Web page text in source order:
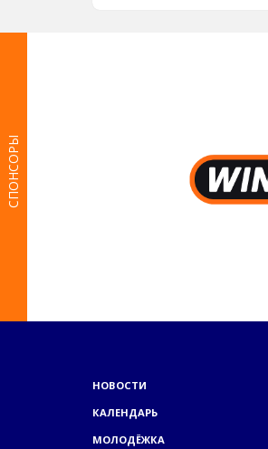
СПОНСОРЫ
НОВОСТИ
КАЛЕНДАРЬ
МОЛОДЁЖКА